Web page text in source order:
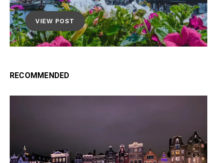
VIEW POST
RECOMMENDED